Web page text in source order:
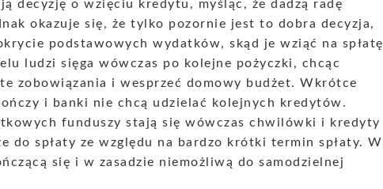
decyzję o wzięciu kredytu, myśląc, że dadzą radę
okazuje się, że tylko pozornie jest to dobra decyzja,
podstawowych wydatków, skąd je wziąć na spłatę
ludzi sięga wówczas po kolejne pożyczki, chcąc
zobowiązania i wesprzeć domowy budżet. Wkrótce
i banki nie chcą udzielać kolejnych kredytów.
funduszy stają się wówczas chwilówki i kredyty
do spłaty ze względu na bardzo krótki termin spłaty. W
się i w zasadzie niemożliwą do samodzielnej